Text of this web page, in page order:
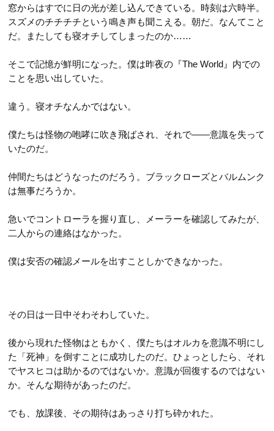
第14話
第15話
第35話
第36話
第37話
第39話
第40話
第42話
第54話
第55話
第65話
第66話
窓からはすでに日の光が差し込んできている。時刻は六時半。
スズメのチチチチという鳴き声も聞こえる。朝だ。なんてこと
だ。またしても寝オチしてしまったのか……
そこで記憶が鮮明になった。僕は昨夜の『The World』内での
ことを思い出していた。
違う。寝オチなんかではない。
僕たちは怪物の咆哮に吹き飛ばされ、それで――意識を失って
いたのだ。
仲間たちはどうなったのだろう。ブラックローズとバルムンク
は無事だろうか。
急いでコントローラを握り直し、メーラーを確認してみたが、
二人からの連絡はなかった。
僕は安否の確認メールを出すことしかできなかった。
その日は一日中そわそわしていた。
後から現れた怪物はともかく、僕たちはオルカを意識不明にし
た「死神」を倒すことに成功したのだ。ひょっとしたら、それ
でヤスヒコは助かるのではないか。意識が回復するのではない
か。そんな期待があったのだ。
でも、放課後、その期待はあっさり打ち砕かれた。